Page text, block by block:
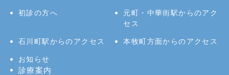
初診の方へ
元町・中華街駅からのアク
セス
石川町駅からのアクセス 本牧町方面からのアクセス
お知らせ
診療案内